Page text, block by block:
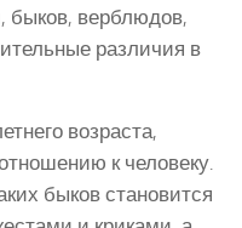
быков, верблюдов,
различия в
возраста,
к человеку.
быков становится